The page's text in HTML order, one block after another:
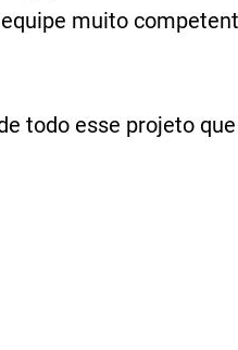
muito
todo esse projeto